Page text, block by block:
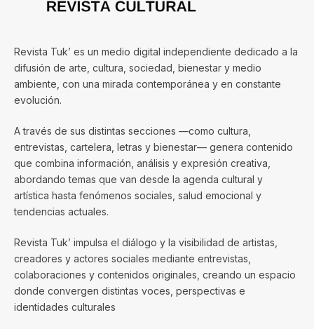
Revista Tuk’ es un medio digital independiente dedicado a la
difusión de arte, cultura, sociedad, bienestar y medio
ambiente, con una mirada contemporánea y en constante
evolución.
A través de sus distintas secciones —como cultura,
entrevistas, cartelera, letras y bienestar— genera contenido
que combina información, análisis y expresión creativa,
abordando temas que van desde la agenda cultural y
artística hasta fenómenos sociales, salud emocional y
tendencias actuales.
Revista Tuk’ impulsa el diálogo y la visibilidad de artistas,
creadores y actores sociales mediante entrevistas,
colaboraciones y contenidos originales, creando un espacio
donde convergen distintas voces, perspectivas e
identidades culturales